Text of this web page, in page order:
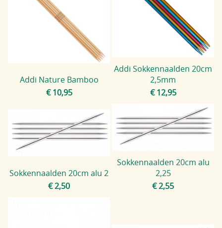
Addi Nature Bamboo
€ 10,95
Addi Sokkennaalden 20cm
2,5mm
€ 12,95
Sokkennaalden 20cm alu 2
€ 2,50
Sokkennaalden 20cm alu
2,25
€ 2,55